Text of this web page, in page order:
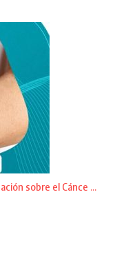
sobre el Cánce ...